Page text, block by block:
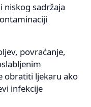
niskog sadržaja
povraćanje,
obratiti ljekaru ako
infekcije